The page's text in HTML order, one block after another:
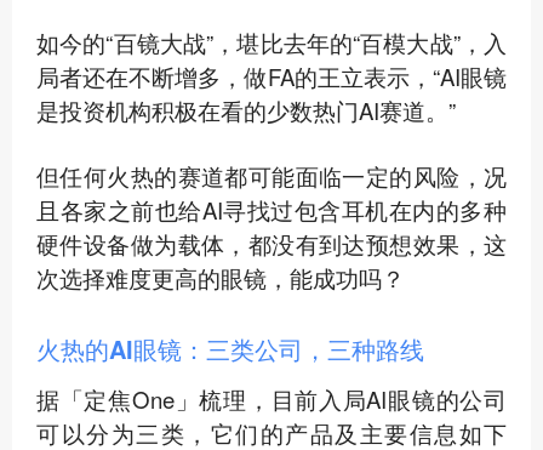
如今的“百镜大战”，堪比去年的“百模大战”，入
局者还在不断增多，做FA的王立表示，“AI眼镜
是投资机构积极在看的少数热门AI赛道。”
但任何火热的赛道都可能面临一定的风险，况
且各家之前也给AI寻找过包含耳机在内的多种
硬件设备做为载体，都没有到达预想效果，这
次选择难度更高的眼镜，能成功吗？
火热的AI眼镜：三类公司，三种路线
据「定焦One」梳理，目前入局AI眼镜的公司
可以分为三类，它们的产品及主要信息如下